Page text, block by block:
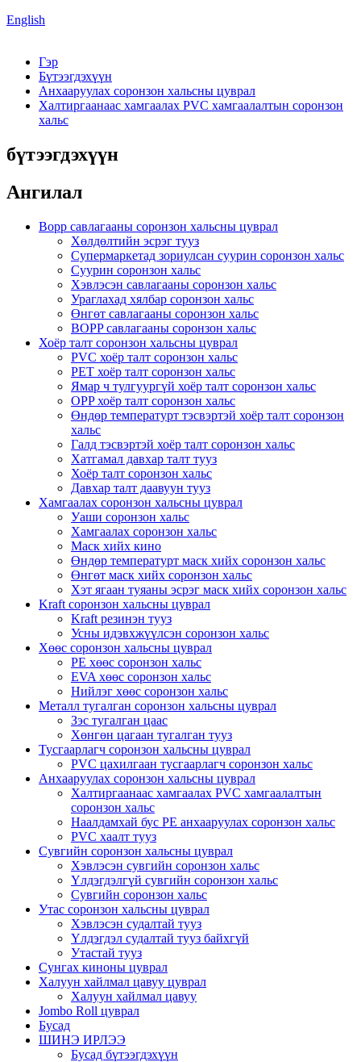
English
Гэр
Бүтээгдэхүүн
Анхааруулах соронзон хальсны цуврал
Халтиргаанаас хамгаалах PVC хамгаалалтын соронзон
хальс
бүтээгдэхүүн
Ангилал
Bopp савлагааны соронзон хальсны цуврал
Хөлдөлтийн эсрэг тууз
Супермаркетад зориулсан суурин соронзон хальс
Суурин соронзон хальс
Хэвлэсэн савлагааны соронзон хальс
Ураглахад хялбар соронзон хальс
Өнгөт савлагааны соронзон хальс
BOPP савлагааны соронзон хальс
Хоёр талт соронзон хальсны цуврал
PVC хоёр талт соронзон хальс
PET хоёр талт соронзон хальс
Ямар ч тулгуургүй хоёр талт соронзон хальс
OPP хоёр талт соронзон хальс
Өндөр температурт тэсвэртэй хоёр талт соронзон
хальс
Галд тэсвэртэй хоёр талт соронзон хальс
Хатгамал давхар талт тууз
Хоёр талт соронзон хальс
Давхар талт даавуун тууз
Хамгаалах соронзон хальсны цуврал
Уаши соронзон хальс
Хамгаалах соронзон хальс
Маск хийх кино
Өндөр температурт маск хийх соронзон хальс
Өнгөт маск хийх соронзон хальс
Хэт ягаан туяаны эсрэг маск хийх соронзон хальс
Kraft соронзон хальсны цуврал
Kraft резинэн тууз
Усны идэвхжүүлсэн соронзон хальс
Хөөс соронзон хальсны цуврал
PE хөөс соронзон хальс
EVA хөөс соронзон хальс
Нийлэг хөөс соронзон хальс
Металл тугалган соронзон хальсны цуврал
Зэс тугалган цаас
Хөнгөн цагаан тугалган тууз
Тусгаарлагч соронзон хальсны цуврал
PVC цахилгаан тусгаарлагч соронзон хальс
Анхааруулах соронзон хальсны цуврал
Халтиргаанаас хамгаалах PVC хамгаалалтын
соронзон хальс
Наалдамхай бус PE анхааруулах соронзон хальс
PVC хаалт тууз
Сувгийн соронзон хальсны цуврал
Хэвлэсэн сувгийн соронзон хальс
Үлдэгдэлгүй сувгийн соронзон хальс
Сувгийн соронзон хальс
Утас соронзон хальсны цуврал
Хэвлэсэн судалтай тууз
Үлдэгдэл судалтай тууз байхгүй
Утастай тууз
Сунгах киноны цуврал
Халуун хайлмал цавуу цуврал
Халуун хайлмал цавуу
Jombo Roll цуврал
Бусад
ШИНЭ ИРЛЭЭ
Бусад бүтээгдэхүүн